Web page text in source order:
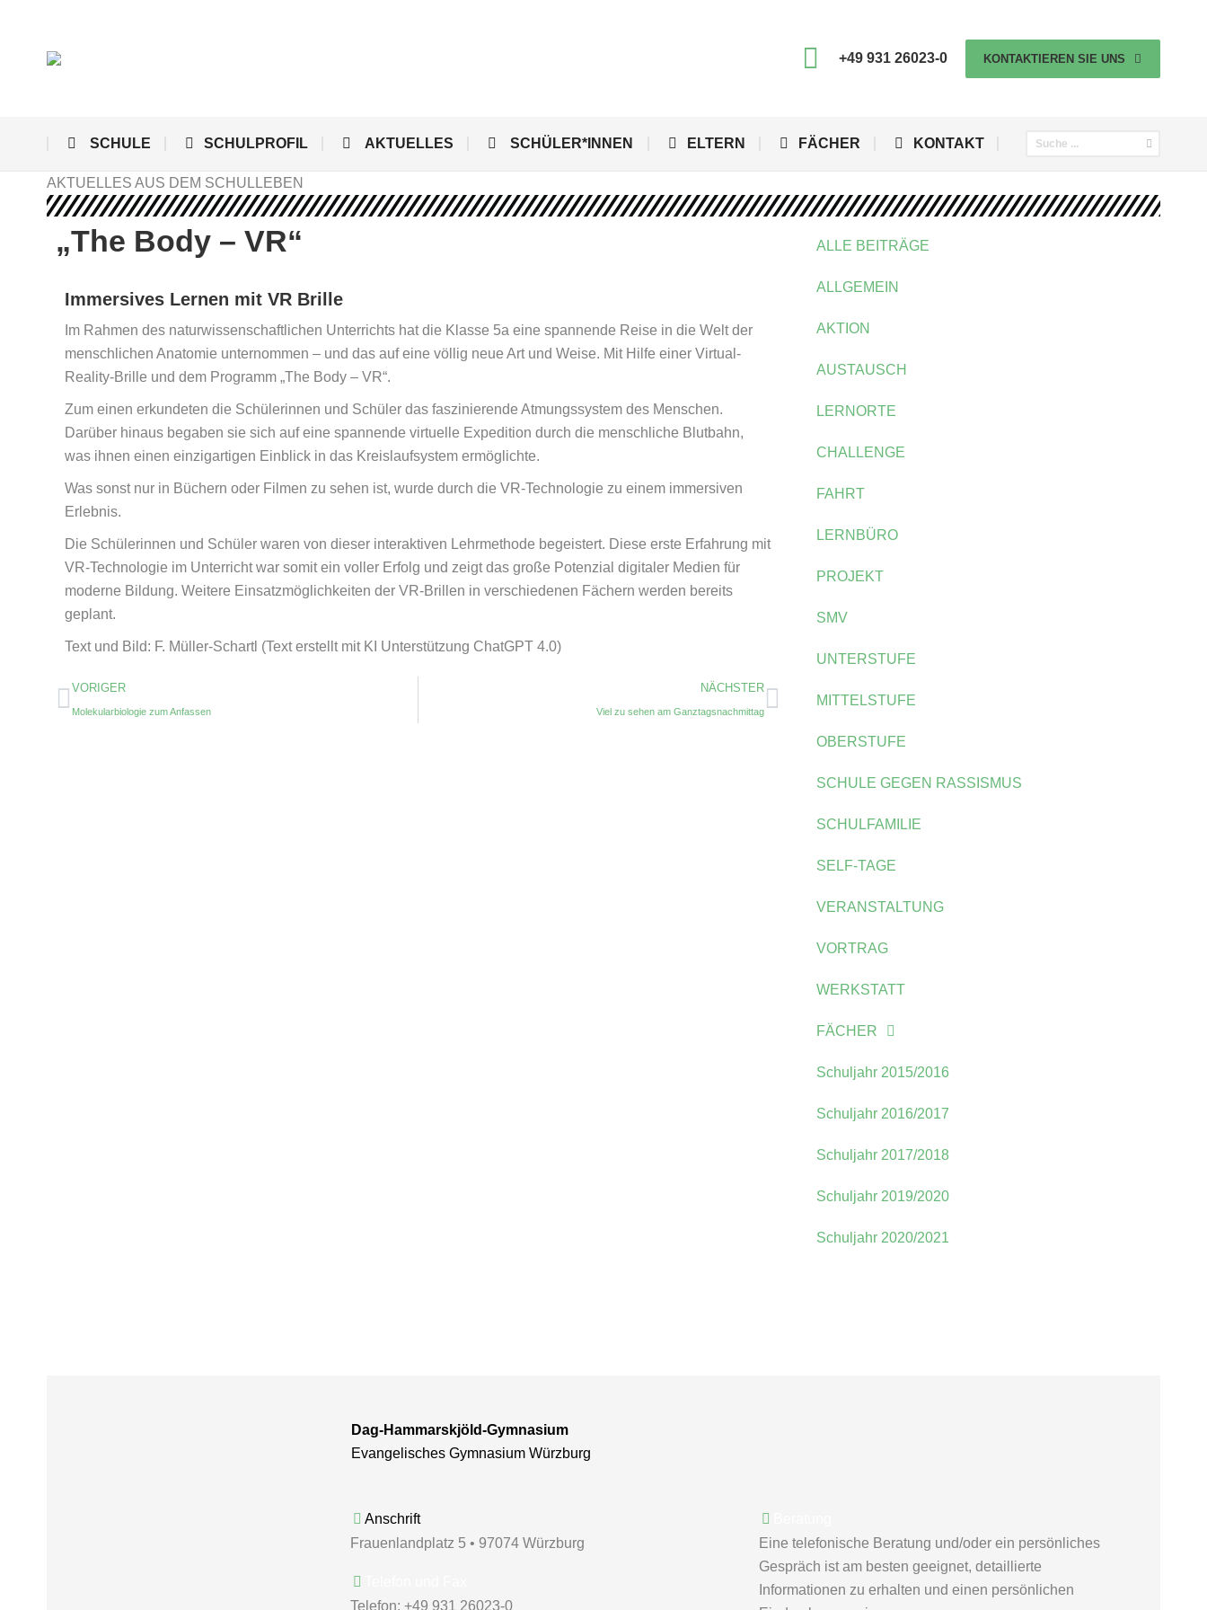
+49 931 26023-0 KONTAKTIEREN SIE UNS
SCHULE SCHULPROFIL AKTUELLES SCHÜLER*INNEN ELTERN FÄCHER KONTAKT
AKTUELLES AUS DEM SCHULLEBEN
„The Body – VR“
Immersives Lernen mit VR Brille
Im Rahmen des naturwissenschaftlichen Unterrichts hat die Klasse 5a eine spannende Reise in die Welt der
menschlichen Anatomie unternommen – und das auf eine völlig neue Art und Weise. Mit Hilfe einer Virtual-
Reality-Brille und dem Programm „The Body – VR“.
Zum einen erkundeten die Schülerinnen und Schüler das faszinierende Atmungssystem des Menschen.
Darüber hinaus begaben sie sich auf eine spannende virtuelle Expedition durch die menschliche Blutbahn,
was ihnen einen einzigartigen Einblick in das Kreislaufsystem ermöglichte.
Was sonst nur in Büchern oder Filmen zu sehen ist, wurde durch die VR-Technologie zu einem immersiven
Erlebnis.
Die Schülerinnen und Schüler waren von dieser interaktiven Lehrmethode begeistert. Diese erste Erfahrung mit
VR-Technologie im Unterricht war somit ein voller Erfolg und zeigt das große Potenzial digitaler Medien für
moderne Bildung. Weitere Einsatzmöglichkeiten der VR-Brillen in verschiedenen Fächern werden bereits
geplant.
Text und Bild: F. Müller-Schartl (Text erstellt mit KI Unterstützung ChatGPT 4.0)
VORIGER
Molekularbiologie zum Anfassen
NÄCHSTER
Viel zu sehen am Ganztagsnachmittag
ALLE BEITRÄGE
ALLGEMEIN
AKTION
AUSTAUSCH
LERNORTE
CHALLENGE
FAHRT
LERNBÜRO
PROJEKT
SMV
UNTERSTUFE
MITTELSTUFE
OBERSTUFE
SCHULE GEGEN RASSISMUS
SCHULFAMILIE
SELF-TAGE
VERANSTALTUNG
VORTRAG
WERKSTATT
FÄCHER
Schuljahr 2015/2016
Schuljahr 2016/2017
Schuljahr 2017/2018
Schuljahr 2019/2020
Schuljahr 2020/2021
Dag-Hammarskjöld-Gymnasium
Evangelisches Gymnasium Würzburg
Anschrift
Frauenlandplatz 5 • 97074 Würzburg
Telefon: +49 931 26023-0
Eine telefonische Beratung und/oder ein persönliches
Gespräch ist am besten geeignet, detaillierte
Informationen zu erhalten und einen persönlichen